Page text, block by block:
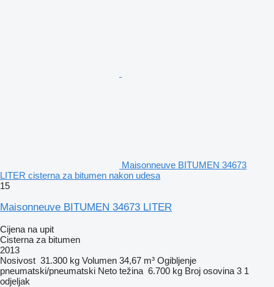
Maisonneuve BITUMEN 34673
LITER cisterna za bitumen nakon udesa
15
Maisonneuve BITUMEN 34673 LITER
Cijena na upit
Cisterna za bitumen
2013
Nosivost 31.300 kg Volumen 34,67 m³ Ogibljenje
pneumatski/pneumatski Neto težina 6.700 kg Broj osovina 3 1
odjeljak